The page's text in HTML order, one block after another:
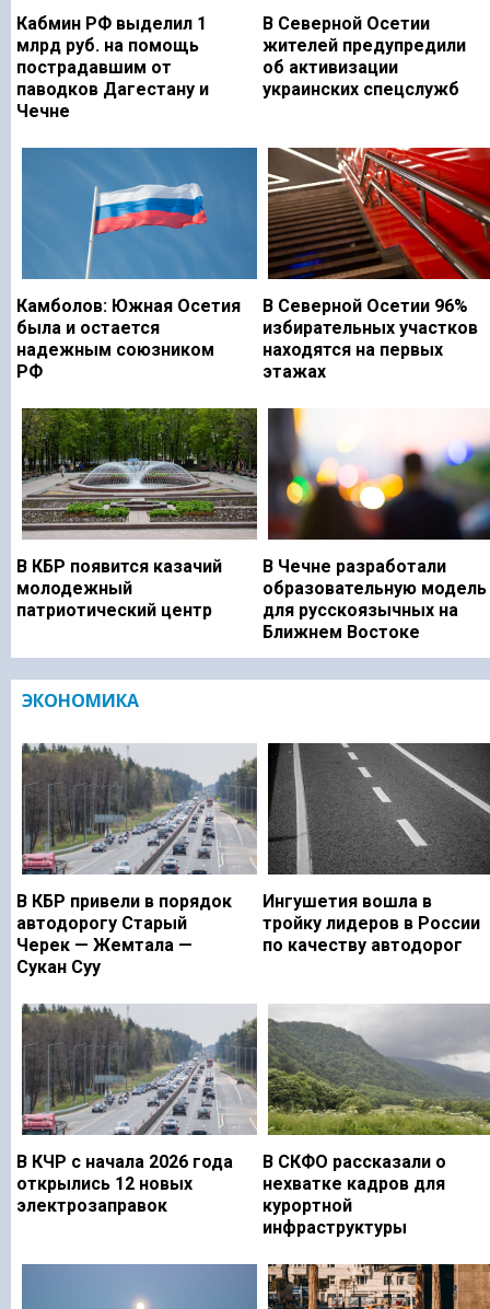
Кабмин РФ выделил 1
млрд руб. на помощь
пострадавшим от
паводков Дагестану и
Чечне
В Северной Осетии
жителей предупредили
об активизации
украинских спецслужб
Камболов: Южная Осетия
была и остается
надежным союзником
РФ
В Северной Осетии 96%
избирательных участков
находятся на первых
этажах
В КБР появится казачий
молодежный
патриотический центр
В Чечне разработали
образовательную модель
для русскоязычных на
Ближнем Востоке
ЭКОНОМИКА
В КБР привели в порядок
автодорогу Старый
Черек — Жемтала —
Сукан Суу
Ингушетия вошла в
тройку лидеров в России
по качеству автодорог
В КЧР с начала 2026 года
открылись 12 новых
электрозаправок
В СКФО рассказали о
нехватке кадров для
курортной
инфраструктуры